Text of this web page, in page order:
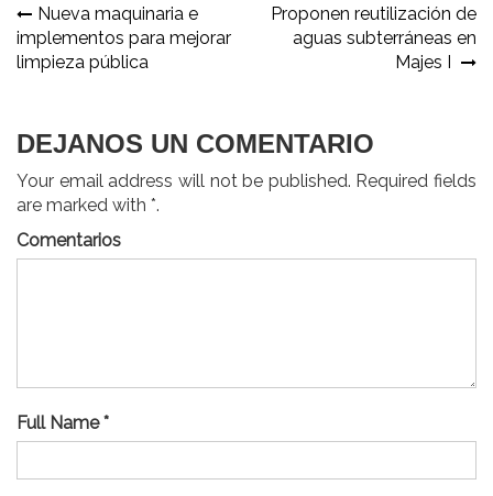
Navegación
de
Nueva maquinaria e
implementos para mejorar
limpieza pública
Proponen reutilización de
aguas subterráneas en
Majes I
DEJANOS UN COMENTARIO
Your email address will not be published. Required fields
are marked with *.
Comentarios
Full Name *